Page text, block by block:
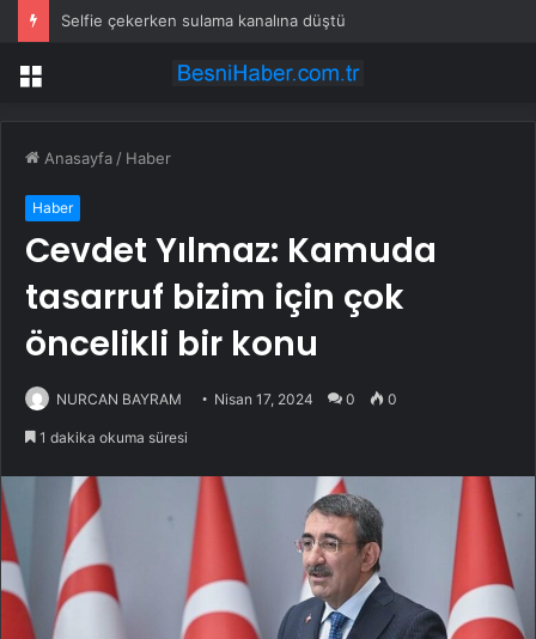
Selfie çekerken sulama kanalına düştü
Menü
Anasayfa / Haber
Haber
Cevdet Yılmaz: Kamuda
tasarruf bizim için çok
öncelikli bir konu
NURCAN BAYRAM Nisan 17, 2024 0 0
1 dakika okuma süresi